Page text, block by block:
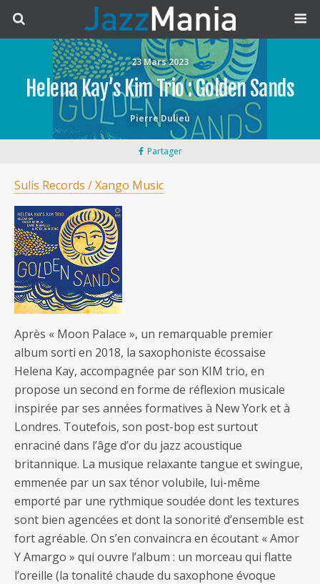
23 Mars 2023
Helena Kay’s Kim Trio : Golden Sands
Pierre Dulieu
Partager
Sulis Records / Xango Music
Après « Moon Palace », un remarquable premier
album sorti en 2018, la saxophoniste écossaise
Helena Kay, accompagnée par son KIM trio, en
propose un second en forme de réflexion musicale
inspirée par ses années formatives à New York et à
Londres. Toutefois, son post-bop est surtout
enraciné dans l’âge d’or du jazz acoustique
britannique. La musique relaxante tangue et swingue,
emmenée par un sax ténor volubile, lui-même
emporté par une rythmique soudée dont les textures
sont bien agencées et dont la sonorité d’ensemble est
fort agréable. On s’en convaincra en écoutant « Amor
Y Amargo » qui ouvre l’album : un morceau qui flatte
l’oreille (la tonalité chaude du saxophone évoque